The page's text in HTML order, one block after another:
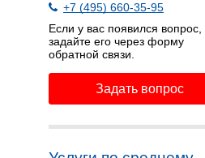
+7 (495) 660-35-95
Если у вас появился вопрос,
задайте его через форму
обратной связи.
Задать вопрос